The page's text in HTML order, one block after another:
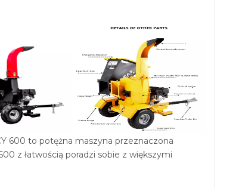
600 to potężna maszyna przeznaczona
z łatwością poradzi sobie z większymi